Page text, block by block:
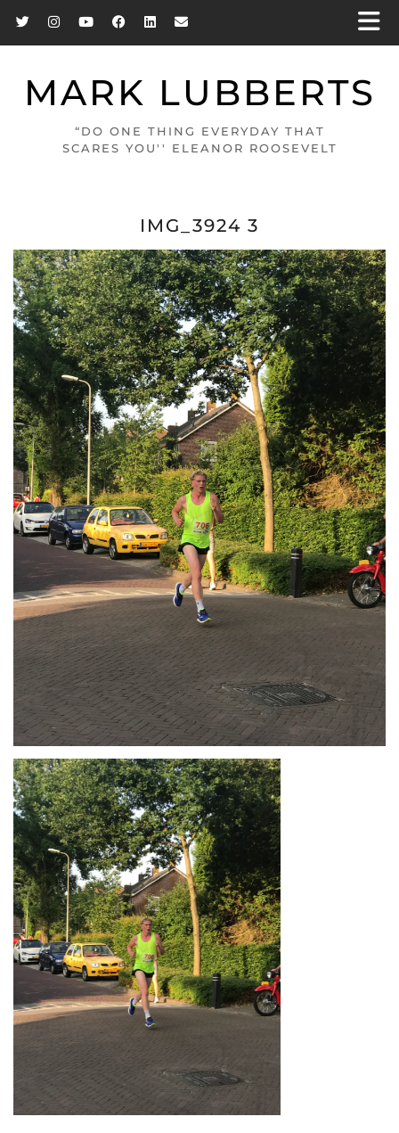
MARK LUBBERTS
“DO ONE THING EVERYDAY THAT
SCARES YOU'' ELEANOR ROOSEVELT
IMG_3924 3